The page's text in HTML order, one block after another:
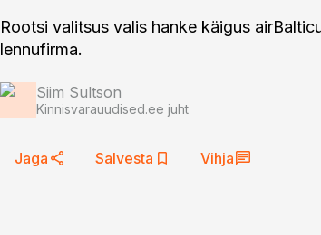
Rootsi valitsus valis hanke käigus
lennufirma.
Siim Sultson
Kinnisvarauudised.ee juht
Jaga Salvesta Vihja